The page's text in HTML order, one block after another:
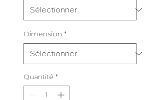
Dimension *
Quantité *